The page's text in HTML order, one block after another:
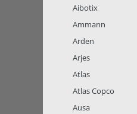
Aibotix
Ammann
Arden
Arjes
Atlas
Atlas Copco
Ausa